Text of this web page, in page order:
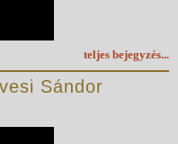
teljes bejegyzés...
Sándor